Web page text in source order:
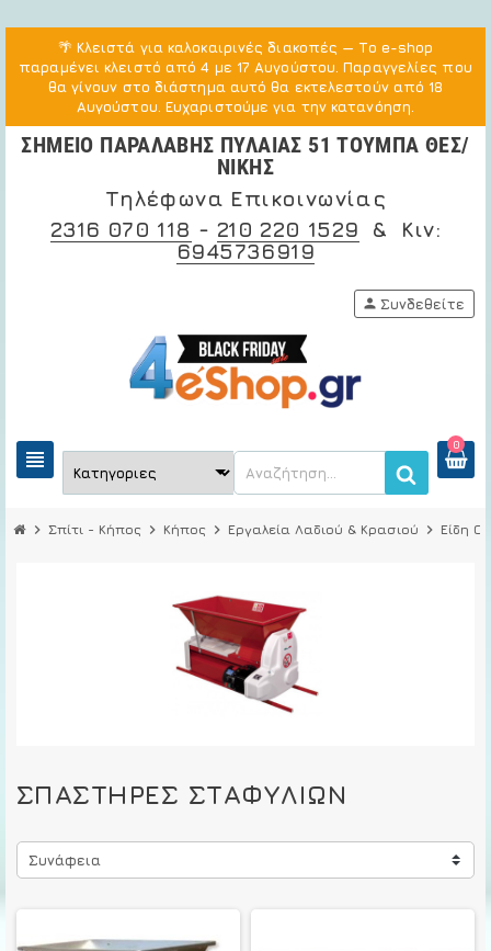
🌴 Κλειστά για καλοκαιρινές διακοπές — Το e-shop
παραμένει κλειστό από 4 με 17 Αυγούστου. Παραγγελίες που
θα γίνουν στο διάστημα αυτό θα εκτελεστούν από 18
Αυγούστου. Ευχαριστούμε για την κατανόηση.
ΣΗΜΕΙΟ ΠΑΡΑΛΑΒΗΣ ΠΥΛΑΙΑΣ 51 ΤΟΥΜΠΑ ΘΕΣ/
ΝΙΚΗΣ
Τηλέφωνα Επικοινωνίας
2316 070 118 - 210 220 1529 & Κιν:
6945736919
view_headline
0
person Συνδεθείτε
chevron_right Σπίτι - Κήπος chevron_right Κήπος chevron_right Εργαλεία Λαδιού & Κρασιού chevron_right Είδη
ΣΠΑΣΤΉΡΕΣ ΣΤΑΦΥΛΙΏΝ
Συνάφεια